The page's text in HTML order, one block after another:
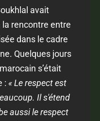
avait
rencontre entre
dans le cadre
Quelques jours
s’était
:« Le respect est
Il s'étend
aussi le respect